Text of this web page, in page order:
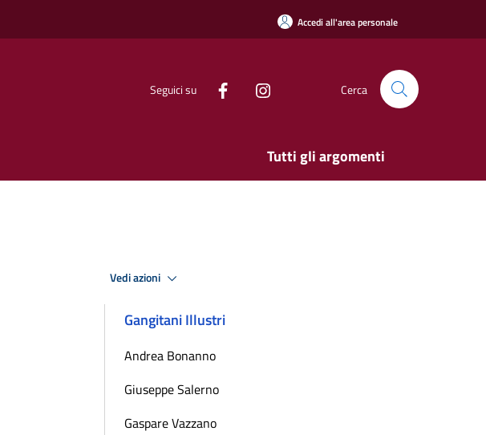
Accedi all'area personale
Seguici su Cerca
Tutti gli argomenti
Vedi azioni
Gangitani Illustri
Andrea Bonanno
Giuseppe Salerno
Gaspare Vazzano